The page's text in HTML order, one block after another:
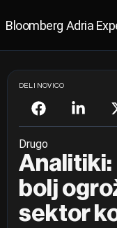
Bloomberg Adria
DELI NOVICO
Drugo
bolj
sektor